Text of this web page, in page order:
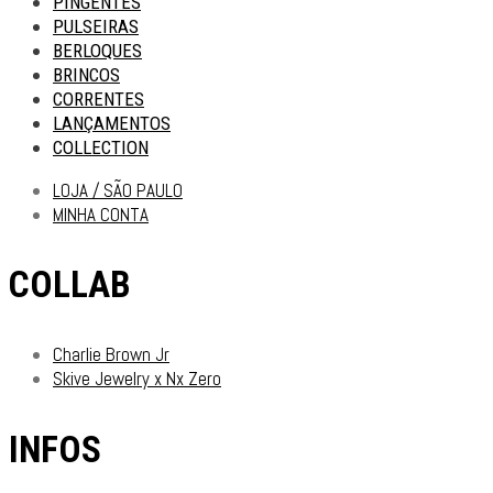
PULSEIRAS
BERLOQUES
BRINCOS
CORRENTES
LANÇAMENTOS
COLLECTION
LOJA / SÃO PAULO
MINHA CONTA
COLLAB
Charlie Brown Jr
Skive Jewelry x Nx Zero
INFOS